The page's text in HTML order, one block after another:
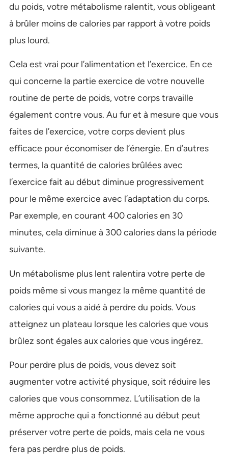
du poids, votre métabolisme ralentit, vous obligeant
à brûler moins de calories par rapport à votre poids
plus lourd.
Cela est vrai pour l’alimentation et l’exercice. En ce
qui concerne la partie exercice de votre nouvelle
routine de perte de poids, votre corps travaille
également contre vous. Au fur et à mesure que vous
faites de l’exercice, votre corps devient plus
efficace pour économiser de l’énergie. En d’autres
termes, la quantité de calories brûlées avec
l’exercice fait au début diminue progressivement
pour le même exercice avec l’adaptation du corps.
Par exemple, en courant 400 calories en 30
minutes, cela diminue à 300 calories dans la période
suivante.
Un métabolisme plus lent ralentira votre perte de
poids même si vous mangez la même quantité de
calories qui vous a aidé à perdre du poids. Vous
atteignez un plateau lorsque les calories que vous
brûlez sont égales aux calories que vous ingérez.
Pour perdre plus de poids, vous devez soit
augmenter votre activité physique, soit réduire les
calories que vous consommez. L’utilisation de la
même approche qui a fonctionné au début peut
préserver votre perte de poids, mais cela ne vous
fera pas perdre plus de poids.